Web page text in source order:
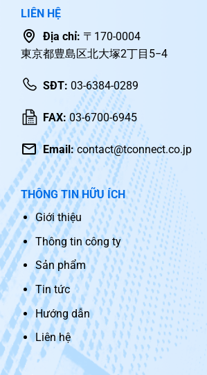
LIÊN HỆ
Địa chỉ: 〒170-0004
東京都豊島区北大塚2丁目5−4
SĐT: 03-6384-0289
FAX:03-6700-6945
Email: contact@tconnect.co.jp
THÔNG TIN HỮU ÍCH
Giới thiệu
Thông tin công ty
Sản phẩm
Tin tức
Hướng dẫn
Liên hệ